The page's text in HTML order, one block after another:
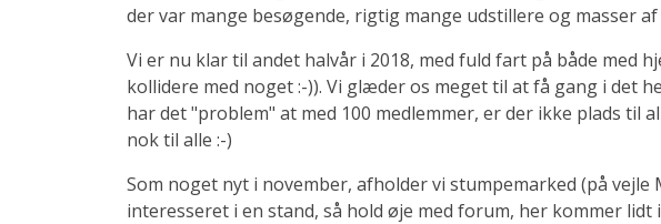
der var mange besøgende, rigtig mange udstillere og masser
Vi er nu klar til andet halvår i 2018, med fuld fart på både med
kollidere med noget :-)). Vi glæder os meget til at få gang i det
har det "problem" at med 100 medlemmer, er der ikke plads
nok til alle :-)
Som noget nyt i november, afholder vi stumpemarked (på
interesseret i en stand, så hold øje med forum, her kommer